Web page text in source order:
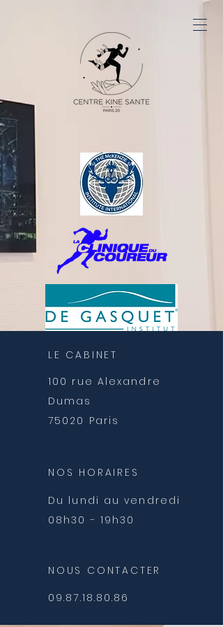
LE CABINET
100 rue Alexandre
Dumas
75020 Paris
NOS HORAIRES
Du lundi au vendredi
08h30 - 19h30
NOUS CONTACTER
09.87.18.80.86